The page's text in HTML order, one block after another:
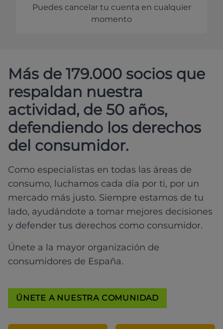
Puedes cancelar tu cuenta en cualquier
momento
Más de 179.000 socios que
respaldan nuestra
actividad, de 50 años,
defendiendo los derechos
del consumidor.
Como especialistas en todas las áreas de
consumo, luchamos cada día por ti, por un
mercado más justo. Siempre estamos de tu
lado, ayudándote a tomar mejores decisiones
y defender tus derechos como consumidor.
Únete a la mayor organización de
consumidores de España.
ÚNETE A NUESTRA COMUNIDAD